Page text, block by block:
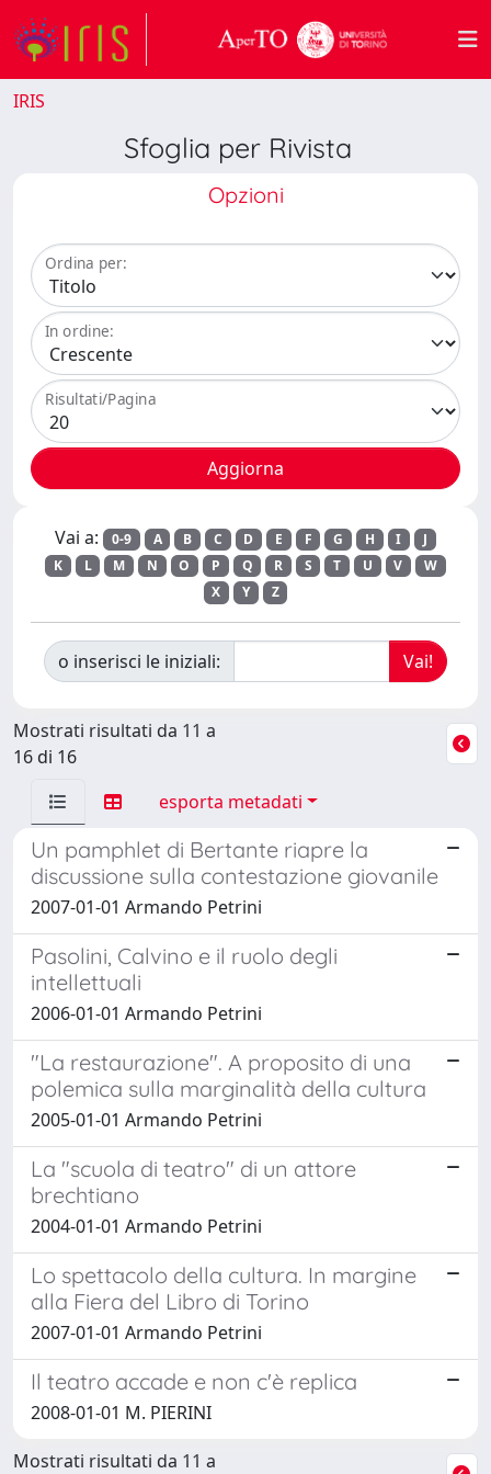
IRIS
Sfoglia per Rivista
Opzioni
Ordina per:
In ordine:
Risultati/Pagina
Vai a: 0-9 A B C D E F G H I
J
K
L M N O P Q R S T U V
W
X
Y Z
o inserisci le iniziali:
Mostrati risultati da 11 a
16 di 16
esporta metadati
Un pamphlet di Bertante riapre la
discussione sulla contestazione giovanile
2007-01-01 Armando Petrini
Pasolini, Calvino e il ruolo degli
intellettuali
2006-01-01 Armando Petrini
"La restaurazione". A proposito di una
polemica sulla marginalità della cultura
2005-01-01 Armando Petrini
La "scuola di teatro" di un attore
brechtiano
2004-01-01 Armando Petrini
Lo spettacolo della cultura. In margine
alla Fiera del Libro di Torino
2007-01-01 Armando Petrini
Il teatro accade e non c'è replica
2008-01-01 M. PIERINI
Mostrati risultati da 11 a